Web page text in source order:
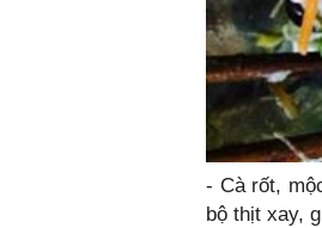
- Cà rốt,
bộ thịt xay,